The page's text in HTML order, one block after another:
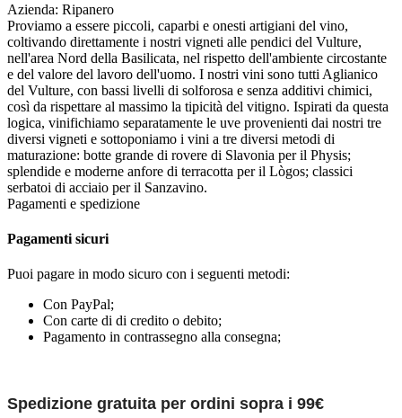
Azienda: Ripanero
Proviamo a essere piccoli, caparbi e onesti artigiani del vino,
coltivando direttamente i nostri vigneti alle pendici del Vulture,
nell'area Nord della Basilicata, nel rispetto dell'ambiente circostante
e del valore del lavoro dell'uomo. I nostri vini sono tutti Aglianico
del Vulture, con bassi livelli di solforosa e senza additivi chimici,
così da rispettare al massimo la tipicità del vitigno. Ispirati da questa
logica, vinifichiamo separatamente le uve provenienti dai nostri tre
diversi vigneti e sottoponiamo i vini a tre diversi metodi di
maturazione: botte grande di rovere di Slavonia per il Physis;
splendide e moderne anfore di terracotta per il Lògos; classici
serbatoi di acciaio per il Sanzavino.
Pagamenti e spedizione
Pagamenti sicuri
Puoi pagare in modo sicuro con i seguenti metodi:
Con PayPal;
Con carte di di credito o debito;
Pagamento in contrassegno alla consegna;
Spedizione gratuita per ordini sopra i 99€